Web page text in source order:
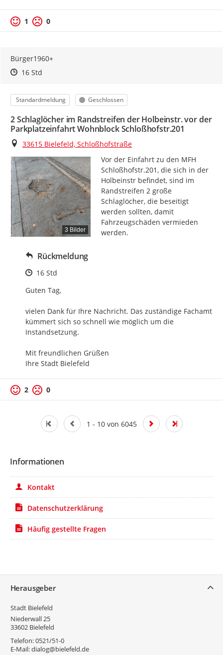
1 0
Bürger1960+
Zeitpunkt des Erstellens
Zeitpunkt des Erstellens
16 StdZur Äußerung
Kategorie
Standardmeldung Status
Geschlossen
2 Schlaglöcher im Randstreifen der Holbeinstr. vor der
Parkplatzeinfahrt Wohnblock Schloßhofstr.201
Ort
33615 Bielefeld, Schloßhofstraße
3 Bilder
Vor der Einfahrt zu den MFH
Schloßhofstr.201, die sich in der
Holbeinstr befindet, sind im
Randstreifen 2 große
Schlaglöcher, die beseitigt
werden sollten, damit
Fahrzeugschäden vermieden
werden.
Rückmeldung
Zeitpunkt des Erstellens
16 Std
Guten Tag,
vielen Dank für Ihre Nachricht. Das zuständige Fachamt
kümmert sich so schnell wie möglich um die
Instandsetzung.
Mit freundlichen Grüßen
Ihre Stadt Bielefeld
2 0
1 - 10 von 6045
Informationen
Kontakt
Datenschutzerklärung
Häufig gestellte Fragen
Herausgeber
Stadt Bielefeld
Niederwall 25
33602 Bielefeld
Telefon:0521/51-0
E-Mail:dialog@bielefeld.de